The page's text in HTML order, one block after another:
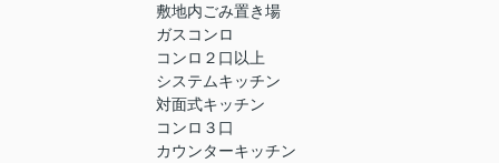
敷地内ごみ置き場
ガスコンロ
コンロ２口以上
システムキッチン
対面式キッチン
コンロ３口
カウンターキッチン